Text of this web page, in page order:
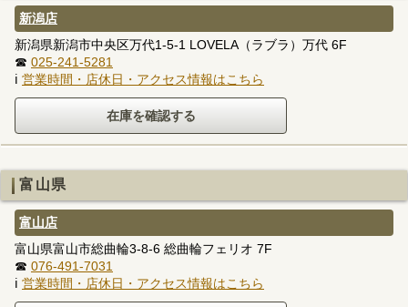
新潟店
新潟県新潟市中央区万代1-5-1 LOVELA（ラブラ）万代 6F
☎ 025-241-5281
ℹ 営業時間・店休日・アクセス情報はこちら
富山県
富山店
富山県富山市総曲輪3-8-6 総曲輪フェリオ 7F
☎ 076-491-7031
ℹ 営業時間・店休日・アクセス情報はこちら